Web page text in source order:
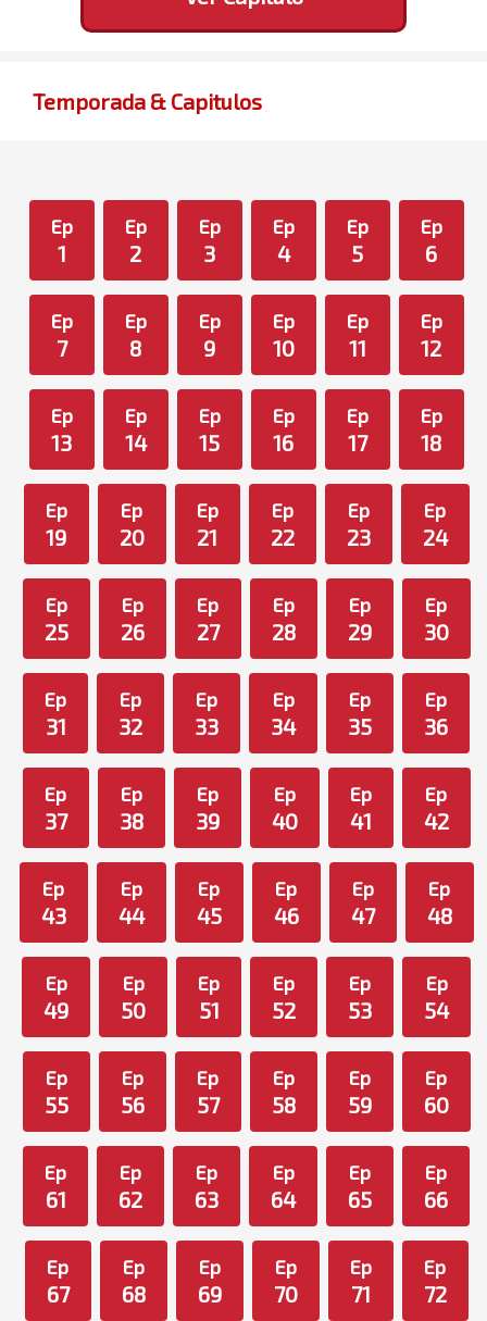
Temporada & Capitulos
Ep
1
Ep
2
Ep
3
Ep
4
Ep
5
Ep
6
Ep
7
Ep
8
Ep
9
Ep
10
Ep
11
Ep
12
Ep
13
Ep
14
Ep
15
Ep
16
Ep
17
Ep
18
Ep
19
Ep
20
Ep
21
Ep
22
Ep
23
Ep
24
Ep
25
Ep
26
Ep
27
Ep
28
Ep
29
Ep
30
Ep
31
Ep
32
Ep
33
Ep
34
Ep
35
Ep
36
Ep
37
Ep
38
Ep
39
Ep
40
Ep
41
Ep
42
Ep
43
Ep
44
Ep
45
Ep
46
Ep
47
Ep
48
Ep
49
Ep
50
Ep
51
Ep
52
Ep
53
Ep
54
Ep
55
Ep
56
Ep
57
Ep
58
Ep
59
Ep
60
Ep
61
Ep
62
Ep
63
Ep
64
Ep
65
Ep
66
Ep
67
Ep
68
Ep
69
Ep
70
Ep
71
Ep
72